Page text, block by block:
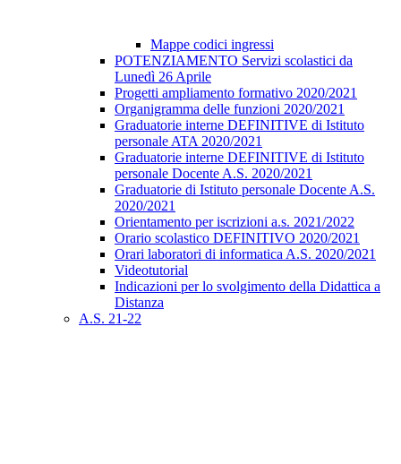
Mappe codici ingressi
POTENZIAMENTO Servizi scolastici da
Lunedì 26 Aprile
Progetti ampliamento formativo 2020/2021
Organigramma delle funzioni 2020/2021
Graduatorie interne DEFINITIVE di Istituto
personale ATA 2020/2021
Graduatorie interne DEFINITIVE di Istituto
personale Docente A.S. 2020/2021
Graduatorie di Istituto personale Docente A.S.
2020/2021
Orientamento per iscrizioni a.s. 2021/2022
Orario scolastico DEFINITIVO 2020/2021
Orari laboratori di informatica A.S. 2020/2021
Videotutorial
Indicazioni per lo svolgimento della Didattica a
Distanza
A.S. 21-22